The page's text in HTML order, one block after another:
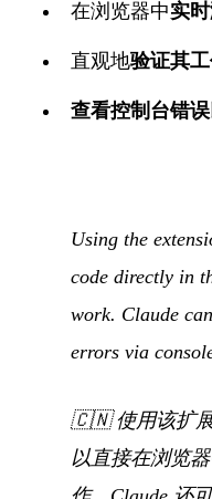
在浏览器中实
直观地验证其
查看控制台错误
Using the
code directly in
work. Claude
errors via
🇨🇳使用该扩
以直接在浏览